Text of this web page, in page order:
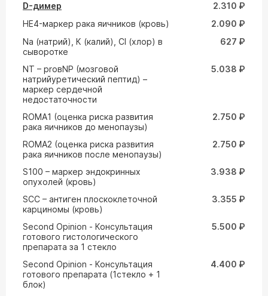
D-димер
2.310 ₽
HE4-маркер рака яичников (кровь)
2.090 ₽
Na (натрий), К (калий), Cl (хлор) в
сыворотке
627 ₽
NT – proвNP (мозговой
натрийуретический пептид) –
маркер сердечной
недостаточности
5.038 ₽
ROMA1 (оценка риска развития
рака яичников до менопаузы)
2.750 ₽
ROMA2 (оценка риска развития
рака яичников после менопаузы)
2.750 ₽
S100 – маркер эндокринных
опухолей (кровь)
3.938 ₽
SCC – антиген плоскоклеточной
карциномы (кровь)
3.355 ₽
Second Opinion - Консультация
готового гистологического
препарата за 1 стекло
5.500 ₽
Second Opinion - Консультация
готового препарата (1стекло + 1
блок)
4.400 ₽